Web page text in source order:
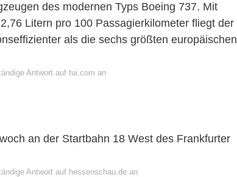
des modernen Typs Boeing 737. Mit
Litern pro 100 Passagierkilometer fliegt der
als die sechs größten europäischen
Antwort auf tui.com an
an der Startbahn 18 West des Frankfurter
Antwort auf hessenschau.de an